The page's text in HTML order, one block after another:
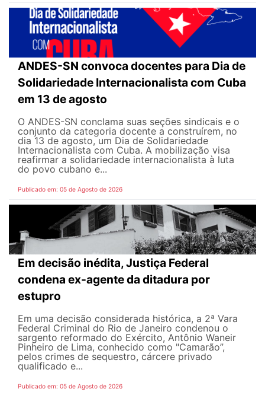
ANDES-SN convoca docentes para Dia de
Solidariedade Internacionalista com Cuba
em 13 de agosto
O ANDES-SN conclama suas seções sindicais e o
conjunto da categoria docente a construírem, no
dia 13 de agosto, um Dia de Solidariedade
Internacionalista com Cuba. A mobilização visa
reafirmar a solidariedade internacionalista à luta
do povo cubano e...
Publicado em: 05 de Agosto de 2026
Em decisão inédita, Justiça Federal
condena ex-agente da ditadura por
estupro
Em uma decisão considerada histórica, a 2ª Vara
Federal Criminal do Rio de Janeiro condenou o
sargento reformado do Exército, Antônio Waneir
Pinheiro de Lima, conhecido como "Camarão”,
pelos crimes de sequestro, cárcere privado
qualificado e...
Publicado em: 05 de Agosto de 2026